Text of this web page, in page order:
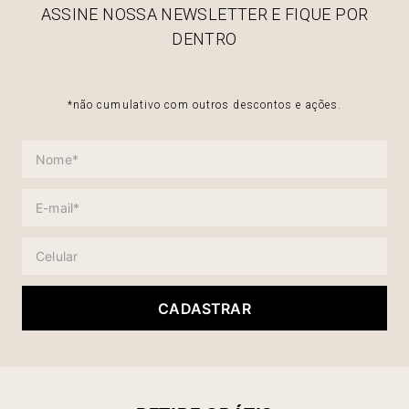
ASSINE NOSSA NEWSLETTER E FIQUE POR
DENTRO
*não cumulativo com outros descontos e ações.
CADASTRAR